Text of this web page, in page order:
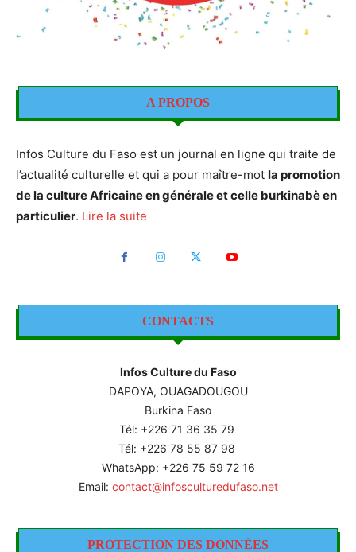
A PROPOS
Infos Culture du Faso est un journal en ligne qui traite de
l’actualité culturelle et qui a pour maître-mot la promotion
de la culture Africaine en générale et celle burkinabè en
particulier. Lire la suite
CONTACTS
Infos Culture du Faso
DAPOYA, OUAGADOUGOU
Burkina Faso
Tél: +226 71 36 35 79
Tél: +226 78 55 87 98
WhatsApp: +226 75 59 72 16
Email: contact@infosculturedufaso.net
PROTECTION DES DONNÉES